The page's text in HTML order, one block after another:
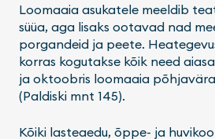
Loomaaia asukatele meeldib
süüa, aga lisaks ootavad nad
porgandeid ja peete.
korras kogutakse kõik need
ja oktoobris loomaaia
(Paldiski mnt 145).
Kõiki lasteaedu, õppe- ja